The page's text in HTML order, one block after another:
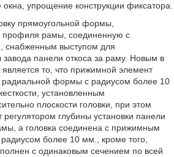
упрощение конструкции фиксатора.
прямоугольной формы,
профиля рамы, соединенную с
снабженным выступом для
завода панели откоса за раму. Новым в
является то, что прижимной элемент
радиальной формы с радиусом более 10
установленным
плоскости головки, при этом
регулятором глубины установки панели
а головка соединена с прижимным
более 10 мм., кроме того,
с одинаковым сечением по всей